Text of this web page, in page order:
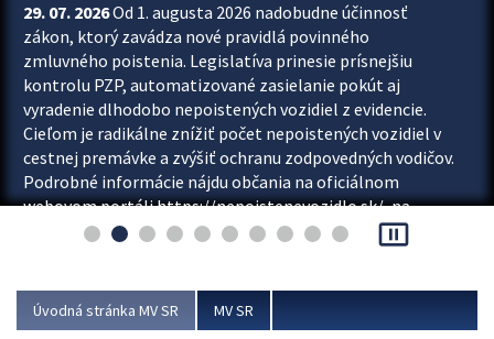
29. 07. 2026Od 1. augusta 2026 nadobudne účinnosť
zákon, ktorý zavádza nové pravidlá povinného
zmluvného poistenia. Legislatíva prinesie prísnejšiu
kontrolu PZP, automatizované zasielanie pokút aj
vyradenie dlhodobo nepoistených vozidiel z evidencie.
Cieľom je radikálne znížiť počet nepoistených vozidiel v
cestnej premávke a zvýšiť ochranu zodpovedných vodičov.
Podrobné informácie nájdu občania na oficiálnom
webovom portáli https://nepoistenevozidlo.sk/, na
ktorom od augusta pribudne aj možnosť overiť si...
pause_presentation
Úvodná stránka MV SR MV SR